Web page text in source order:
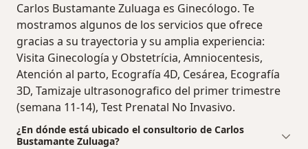
Carlos Bustamante Zuluaga es Ginecólogo. Te
mostramos algunos de los servicios que ofrece
gracias a su trayectoria y su amplia experiencia:
Visita Ginecología y Obstetrícia, Amniocentesis,
Atención al parto, Ecografía 4D, Cesárea, Ecografía
3D, Tamizaje ultrasonografico del primer trimestre
(semana 11-14), Test Prenatal No Invasivo.
¿En dónde está ubicado el consultorio de Carlos
Bustamante Zuluaga?